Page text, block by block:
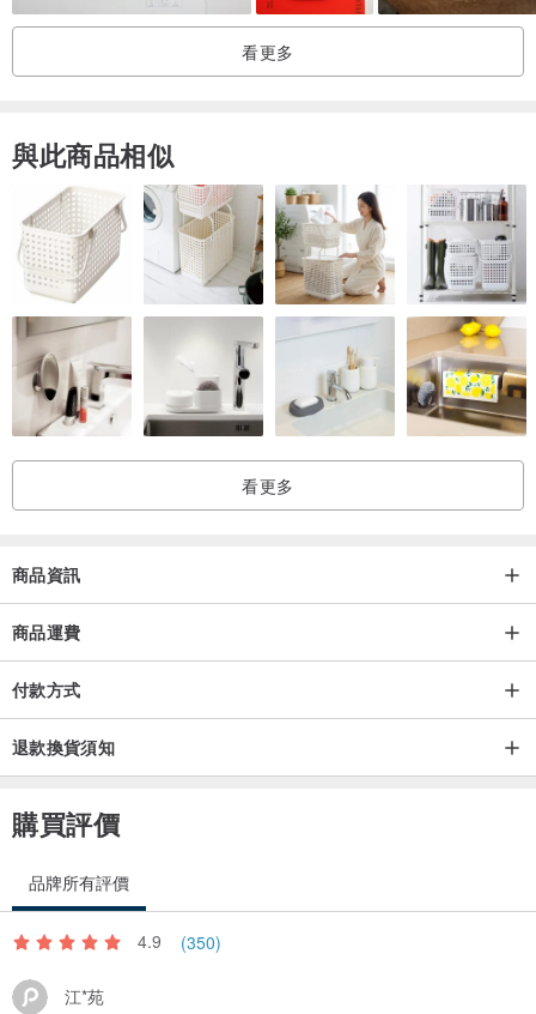
看更多
與此商品相似
看更多
商品資訊
商品運費
付款方式
退款換貨須知
購買評價
品牌所有評價
4.9 (350)
江*苑